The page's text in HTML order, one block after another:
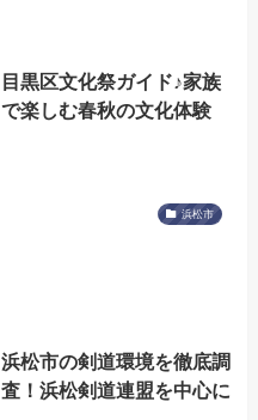
目黒区文化祭ガイド♪家族
で楽しむ春秋の文化体験
浜松市
浜松市の剣道環境を徹底調
査！浜松剣道連盟を中心に